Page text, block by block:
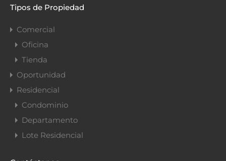
Tipos de Propiedad
Comercial
Oficina
Tienda
Oportunidad
Residencial
Condominio
Departamento
Lote Residencial